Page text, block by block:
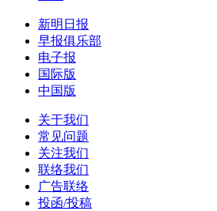
新明日报
早报俱乐部
电子报
国际版
中国版
关于我们
常见问题
关注我们
联络我们
广告联络
投函/投稿